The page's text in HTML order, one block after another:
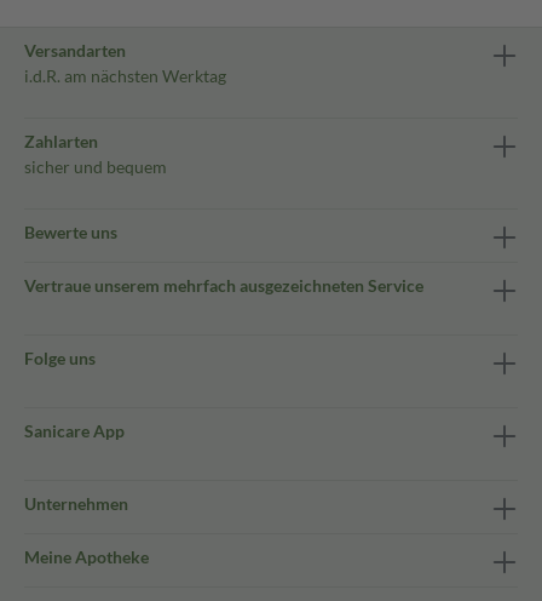
Versandarten
i.d.R. am nächsten Werktag
Zahlarten
sicher und bequem
Bewerte uns
Vertraue unserem mehrfach ausgezeichneten Service
Folge uns
Sanicare App
Unternehmen
Meine Apotheke